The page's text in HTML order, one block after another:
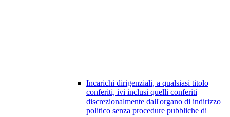
Incarichi dirigenziali, a qualsiasi titolo
conferiti, ivi inclusi quelli conferiti
discrezionalmente dall'organo di indirizzo
politico senza procedure pubbliche di